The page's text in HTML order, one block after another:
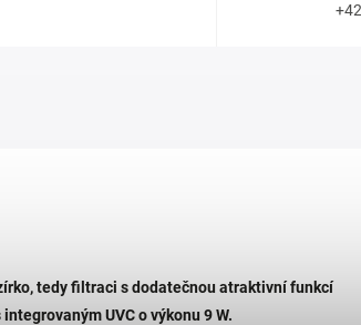
tedy filtraci s dodatečnou atraktivní funkcí
UVC o výkonu 9 W.